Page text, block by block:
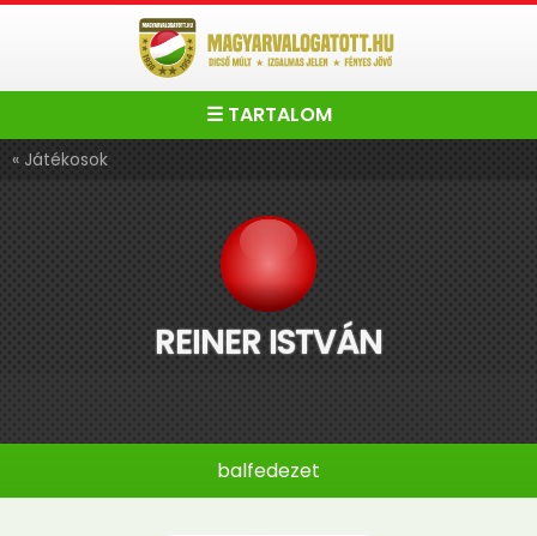
☰ TARTALOM
« Játékosok
REINER ISTVÁN
balfedezet